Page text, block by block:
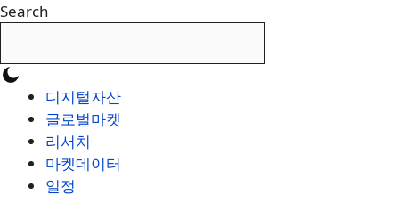
Search
디지털자산
글로벌마켓
리서치
마켓데이터
일정